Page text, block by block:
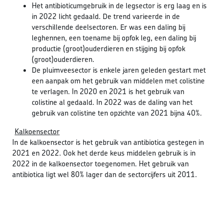
Het antibioticumgebruik in de legsector is erg laag en is
in 2022 licht gedaald. De trend varieerde in de
verschillende deelsectoren. Er was een daling bij
leghennen, een toename bij opfok leg, een daling bij
productie (groot)ouderdieren en stijging bij opfok
(groot)ouderdieren.
De pluimveesector is enkele jaren geleden gestart met
een aanpak om het gebruik van middelen met colistine
te verlagen. In 2020 en 2021 is het gebruik van
colistine al gedaald. In 2022 was de daling van het
gebruik van colistine ten opzichte van 2021 bijna 40%.
Kalkoensector
In de kalkoensector is het gebruik van antibiotica gestegen in
2021 en 2022. Ook het derde keus middelen gebruik is in
2022 in de kalkoensector toegenomen. Het gebruik van
antibiotica ligt wel 80% lager dan de sectorcijfers uit 2011.